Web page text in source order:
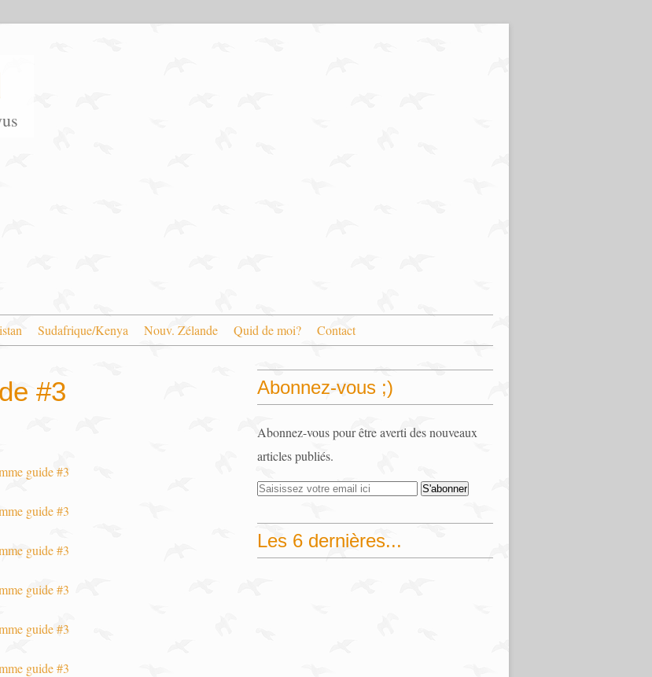
Sudafrique/Kenya Nouv. Zélande Quid de moi? Contact
#3 Abonnez-vous ;)
Abonnez-vous pour être averti des nouveaux
articles publiés.
Les 6 dernières...